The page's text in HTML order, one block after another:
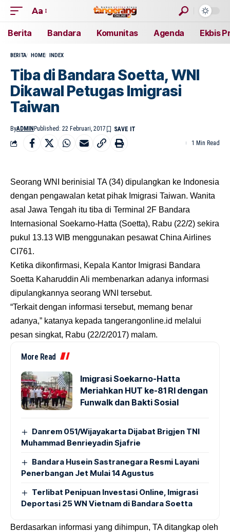
Aa
Berita Bandara Komunitas Agenda Ekbis
BERITA HOME INDEX
Tiba di Bandara Soetta, WNI
Dikawal Petugas Imigrasi
Taiwan
ByADMIN Published: 22 Februari, 2017
1 Min Read
Seorang WNI berinisial TA (34) dipulangkan ke Indonesia
dengan pengawalan ketat pihak Imigrasi Taiwan. Wanita
asal Jawa Tengah itu tiba di Terminal 2F Bandara
Internasional Soekarno-Hatta (Soetta), Rabu (22/2) sekira
pukul 13.13 WIB menggunakan pesawat China Airlines
CI761.
Ketika dikonfirmasi, Kepala Kantor Imigrasi Bandara
Soetta Kaharuddin Ali membenarkan adanya informasi
dipulangkannya seorang WNI tersebut.
“Terkait dengan informasi tersebut, memang benar
adanya,” katanya kepada tangerangonline.id melalui
pesan singkat, Rabu (22/2/2017) malam.
More Read
Imigrasi Soekarno-Hatta
Meriahkan HUT ke-81 RI dengan
Funwalk dan Bakti Sosial
Danrem 051/Wijayakarta Dijabat Brigjen TNI
Muhammad Benrieyadin Sjafrie
Bandara Husein Sastranegara Resmi Layani
Penerbangan Jet Mulai 14 Agustus
Terlibat Penipuan Investasi Online, Imigrasi
Deportasi 25 WN Vietnam di Bandara Soetta
Berdasarkan informasi yang dihimpun, TA ditangkap oleh